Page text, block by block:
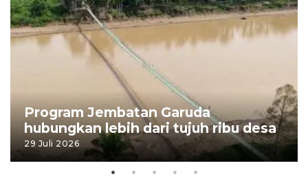
Program Jembatan Garuda
hubungkan lebih dari tujuh ribu desa
29 Juli 2026